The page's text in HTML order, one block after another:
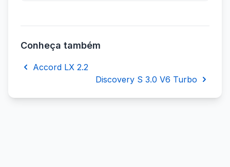
Conheça também
Accord LX 2.2
Discovery S 3.0 V6 Turbo